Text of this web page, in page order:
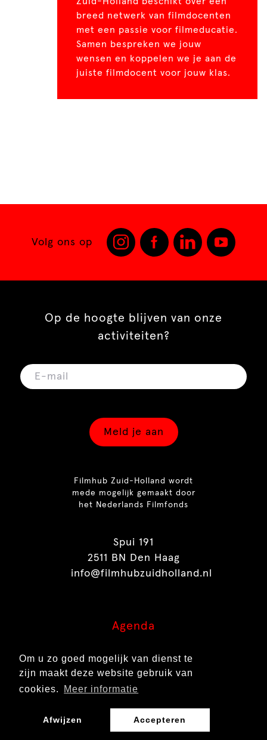
Om u zo goed mogelijk van dienst te
zijn maakt deze website gebruik van
cookies.
Meer informatie
Afwijzen Accepteren
breed netwerk van filmdocenten
met een passie voor filmeducatie.
Samen bespreken we jouw
wensen en koppelen we je aan de
juiste filmdocent voor jouw klas.
Volg ons op
Op de hoogte blijven van onze
activiteiten?
Meld je aan
Filmhub Zuid-Holland wordt
mede mogelijk gemaakt door
het Nederlands Filmfonds
Spui 191
2511 BN Den Haag
info@filmhubzuidholland.nl
Agenda
Contact
Over ons